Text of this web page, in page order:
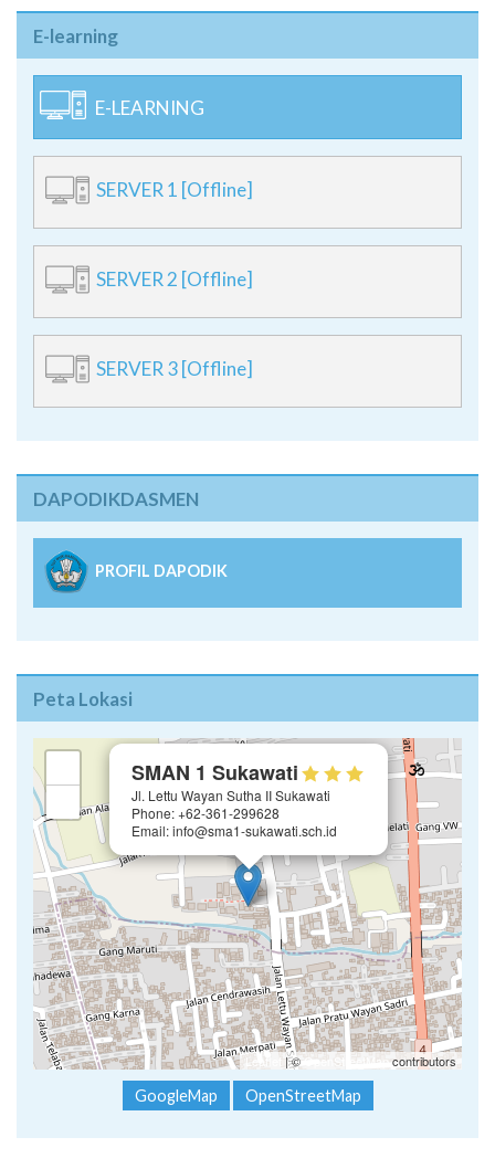
E-learning
E-LEARNING
SERVER 1 [Offline]
SERVER 2 [Offline]
SERVER 3 [Offline]
DAPODIKDASMEN
PROFIL DAPODIK
Peta Lokasi
SMAN 1 Sukawati
Jl. Lettu Wayan Sutha II Sukawati
Phone: +62-361-299628
Email: info@sma1-sukawati.sch.id
Leaflet | ©OpenStreetMap contributors
GoogleMap OpenStreetMap